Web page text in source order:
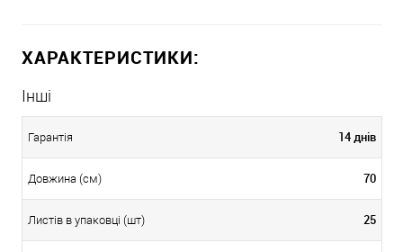
ХАРАКТЕРИСТИКИ:
Інші
Гарантія 14 днів
Довжина (см) 70
Листів в упаковці (шт) 25